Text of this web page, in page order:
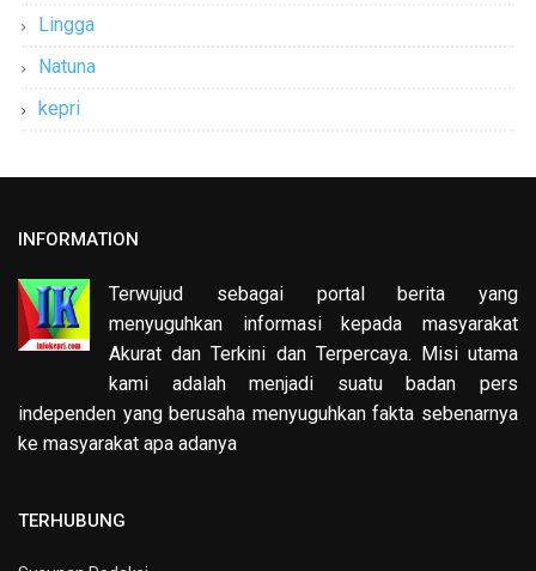
Lingga
Natuna
kepri
INFORMATION
Terwujud sebagai portal berita yang
menyuguhkan informasi kepada masyarakat
Akurat dan Terkini dan Terpercaya. Misi utama
kami adalah menjadi suatu badan pers
independen yang berusaha menyuguhkan fakta sebenarnya
ke masyarakat apa adanya
TERHUBUNG